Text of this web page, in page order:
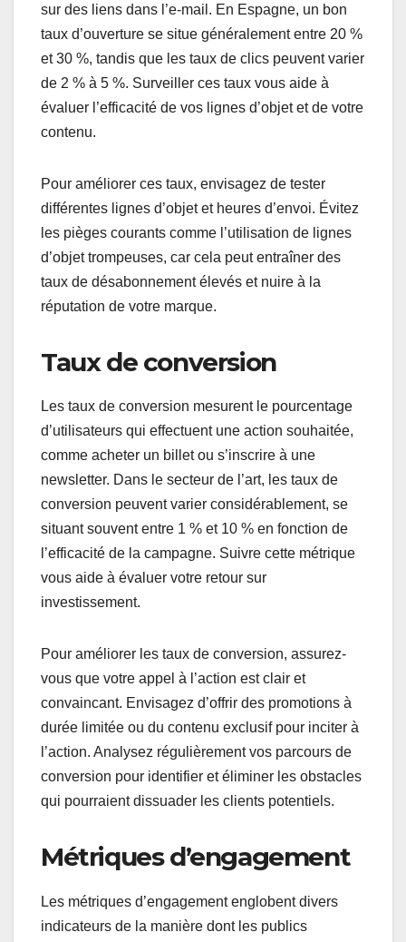
sur des liens dans l’e-mail. En Espagne, un bon
taux d’ouverture se situe généralement entre 20 %
et 30 %, tandis que les taux de clics peuvent varier
de 2 % à 5 %. Surveiller ces taux vous aide à
évaluer l’efficacité de vos lignes d’objet et de votre
contenu.
Pour améliorer ces taux, envisagez de tester
différentes lignes d’objet et heures d’envoi. Évitez
les pièges courants comme l’utilisation de lignes
d’objet trompeuses, car cela peut entraîner des
taux de désabonnement élevés et nuire à la
réputation de votre marque.
Taux de conversion
Les taux de conversion mesurent le pourcentage
d’utilisateurs qui effectuent une action souhaitée,
comme acheter un billet ou s’inscrire à une
newsletter. Dans le secteur de l’art, les taux de
conversion peuvent varier considérablement, se
situant souvent entre 1 % et 10 % en fonction de
l’efficacité de la campagne. Suivre cette métrique
vous aide à évaluer votre retour sur
investissement.
Pour améliorer les taux de conversion, assurez-
vous que votre appel à l’action est clair et
convaincant. Envisagez d’offrir des promotions à
durée limitée ou du contenu exclusif pour inciter à
l’action. Analysez régulièrement vos parcours de
conversion pour identifier et éliminer les obstacles
qui pourraient dissuader les clients potentiels.
Métriques d’engagement
Les métriques d’engagement englobent divers
indicateurs de la manière dont les publics